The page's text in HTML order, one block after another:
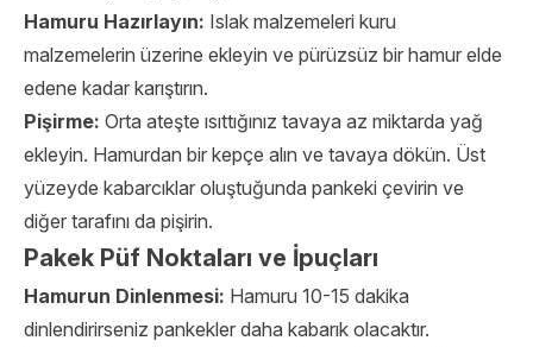
Hamuru Hazırlayın: Islak malzemeleri kuru
malzemelerin üzerine ekleyin ve pürüzsüz bir hamur elde
edene kadar karıştırın.
Pişirme: Orta ateşte ısıttığınız tavaya az miktarda yağ
ekleyin. Hamurdan bir kepçe alın ve tavaya dökün. Üst
yüzeyde kabarcıklar oluştuğunda pankeki çevirin ve
diğer tarafını da pişirin.
Pakek Püf Noktaları ve İpuçları
Hamurun Dinlenmesi: Hamuru 10-15 dakika
dinlendirirseniz pankekler daha kabarık olacaktır.